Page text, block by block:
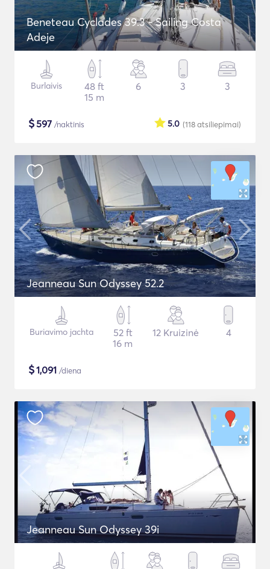
Beneteau Cyclades 39.3 - Sailing Costa
Adeje
Burlaivis
48 ft
15 m
6 3 3
$597 /naktinis (118atsiliepimai)
5.0
Jeanneau Sun Odyssey 52.2
Buriavimo jachta
52 ft
16 m
12 Kruizinė 4
$1,091 /diena
Jeanneau Sun Odyssey 39i